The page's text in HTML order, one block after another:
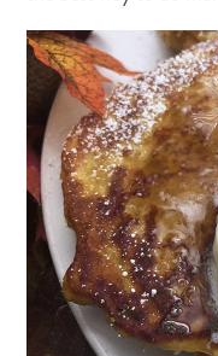
y
bebida
Deportes
golf
Excursiones
Monumentos
lugares
interés